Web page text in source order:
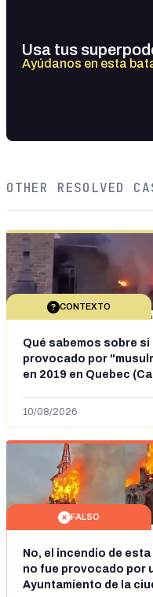
Usa tus
Ayúdanos en esta
OTHER RESOLVED
CONTEXTO
Qué sabemos sobre
provocado por
en 2019 en Quebec
10/08/2026
FALSO
No, el incendio de
no fue provocado por
Ayuntamiento de la